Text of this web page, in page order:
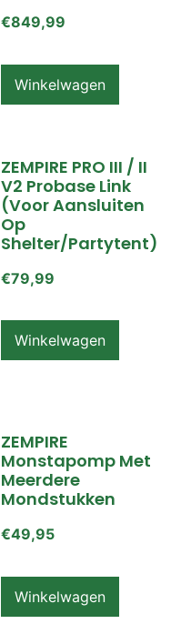
€849,99
Winkelwagen
ZEMPIRE PRO III / II
V2 Probase Link
(voor Aansluiten
Op
Shelter/partytent)
€79,99
Winkelwagen
ZEMPIRE
Monstapomp Met
Meerdere
Mondstukken
€49,95
Winkelwagen